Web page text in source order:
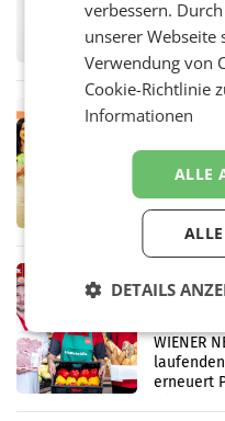
wieder
Müller
Über
Altstoff
WIENER
erneuert
verbessern.
unserer Webseite
Verwendung von
Cookie-Richtlinie
Informationen
ALLE
DETAILS